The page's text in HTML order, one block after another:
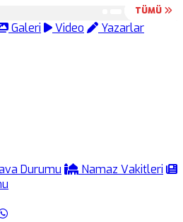
Galeri Video
Yazarlar
Durumu
Namaz Vakitleri
TÜMÜ
TÜMÜ